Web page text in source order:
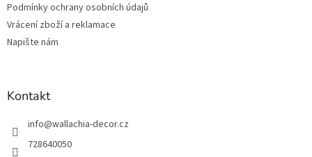
Podmínky ochrany osobních údajů
Vrácení zboží a reklamace
Napište nám
Kontakt
info@wallachia-decor.cz
728640050